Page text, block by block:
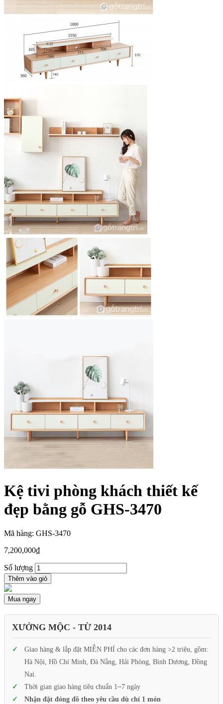
Kệ tivi phòng khách thiết kế
đẹp bằng gỗ GHS-3470
Mã hàng: GHS-3470
7,200,000₫
Số lượng
Thêm vào giỏ
Mua ngay
XƯỞNG MỘC - TỪ 2014
Giao hàng & lắp đặt MIỄN PHÍ cho các đơn hàng >2 triệu, gồm:
Hà Nội, Hồ Chí Minh, Đà Nẵng, Hải Phòng, Bình Dương, Đồng
Nai.
Thời gian giao hàng tiêu chuẩn 1~7 ngày
Nhận đặt đóng đồ theo yêu cầu dù chỉ 1 món